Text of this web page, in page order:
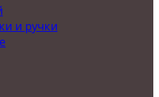
и ручки